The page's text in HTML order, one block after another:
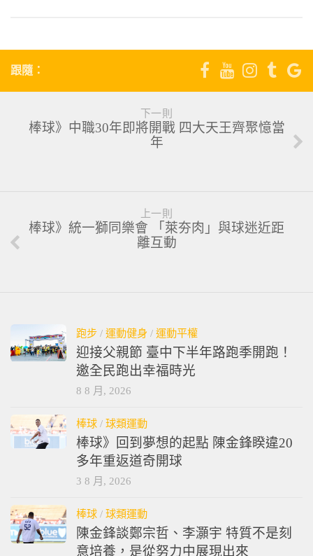
跟隨：
下一則
棒球》中職30年即將開戰 四大天王齊聚憶當
年
上一則
棒球》統一獅同樂會 「萊夯肉」與球迷近距
離互動
跑步 / 運動健身 / 運動平權
迎接父親節 臺中下半年路跑季開跑！
邀全民跑出幸福時光
8 8 月, 2026
棒球 / 球類運動
棒球》回到夢想的起點 陳金鋒睽違20
多年重返道奇開球
3 8 月, 2026
棒球 / 球類運動
陳金鋒談鄭宗哲、李灝宇 特質不是刻
意培養，是從努力中展現出來